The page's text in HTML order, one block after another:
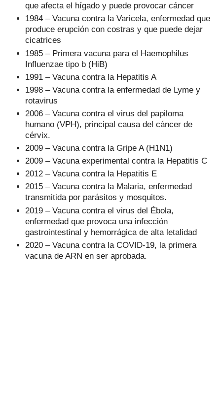
que afecta el hígado y puede provocar cáncer
1984 – Vacuna contra la Varicela, enfermedad que
produce erupción con costras y que puede dejar
cicatrices
1985 – Primera vacuna para el Haemophilus
Influenzae tipo b (HiB)
1991 – Vacuna contra la Hepatitis A
1998 – Vacuna contra la enfermedad de Lyme y
rotavirus
2006 – Vacuna contra el virus del papiloma
humano (VPH), principal causa del cáncer de
cérvix.
2009 – Vacuna contra la Gripe A (H1N1)
2009 – Vacuna experimental contra la Hepatitis C
2012 – Vacuna contra la Hepatitis E
2015 – Vacuna contra la Malaria, enfermedad
transmitida por parásitos y mosquitos.
2019 – Vacuna contra el virus del Ébola,
enfermedad que provoca una infección
gastrointestinal y hemorrágica de alta letalidad
2020 – Vacuna contra la COVID-19, la primera
vacuna de ARN en ser aprobada.